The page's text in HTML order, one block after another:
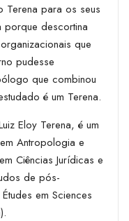
Terena para os seus
porque descortina
que
pudesse
que combinou
é um Terena.
Eloy Terena, é um
Antropologia e
Ciências Jurídicas e
de pós-
em Sciences